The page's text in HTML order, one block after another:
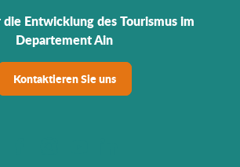
Entwicklung des Tourismus im
Departement Ain
Kontaktieren Sie uns